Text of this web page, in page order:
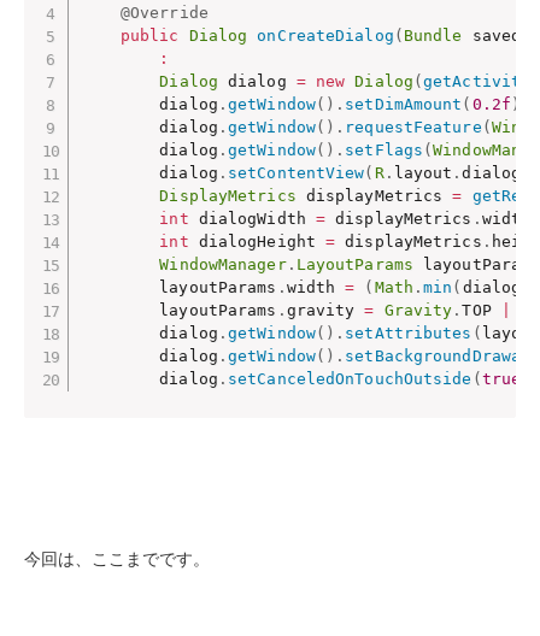
@Override
public
Dialog onCreateDialog ( Bundle
:
Dialog dialog = new Dialog (getActivity
        dialog
.getWindow( ) . setDimAmount ( 0.2f )
        dialog
.getWindow( ) . requestFeature (
        dialog
.getWindow( ) . setFlags (
        dialog
. setContentView( R. layout .
DisplayMetrics displayMetrics =
int dialogWidth = displayMetrics .
int dialogHeight = displayMetrics .
WindowManager. LayoutParams
        layoutParams
. width = ( Math .min (
        layoutParams
. gravity = Gravity .TOP
        dialog
.getWindow( ) . setAttributes (
        dialog
.getWindow( ) .
        dialog
. setCanceledOnTouchOutside ( true
今回は、ここまでです。